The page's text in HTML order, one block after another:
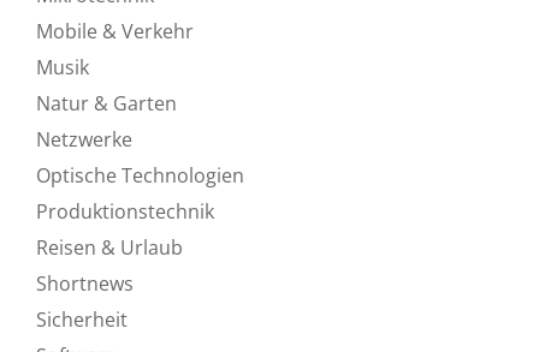
Mobile & Verkehr
Musik
Natur & Garten
Netzwerke
Optische Technologien
Produktionstechnik
Reisen & Urlaub
Shortnews
Sicherheit